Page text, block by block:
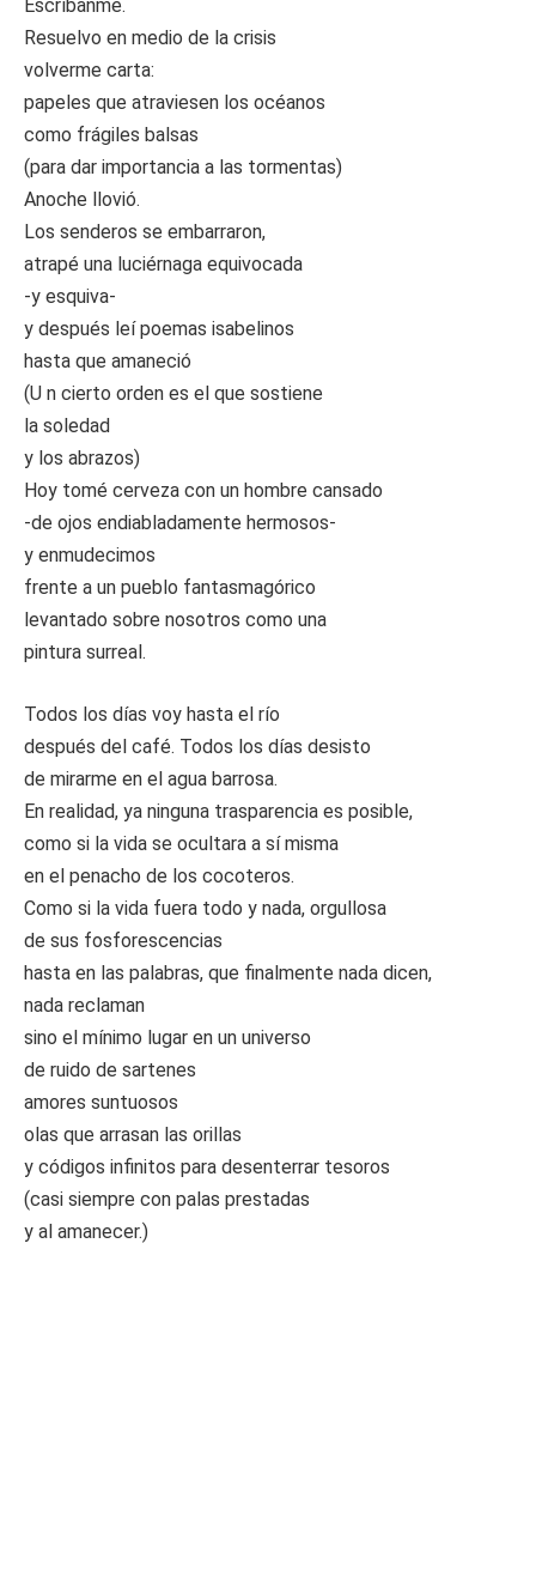
Escríbanme.
Resuelvo en medio de la crisis
volverme carta:
papeles que atraviesen los océanos
como frágiles balsas
(para dar importancia a las tormentas)
Anoche llovió.
Los senderos se embarraron,
atrapé una luciérnaga equivocada
-y esquiva-
y después leí poemas isabelinos
hasta que amaneció
(U n cierto orden es el que sostiene
la soledad
y los abrazos)
Hoy tomé cerveza con un hombre cansado
-de ojos endiabladamente hermosos-
y enmudecimos
frente a un pueblo fantasmagórico
levantado sobre nosotros como una
pintura surreal.
Todos los días voy hasta el río
después del café. Todos los días desisto
de mirarme en el agua barrosa.
En realidad, ya ninguna trasparencia es posible,
como si la vida se ocultara a sí misma
en el penacho de los cocoteros.
Como si la vida fuera todo y nada, orgullosa
de sus fosforescencias
hasta en las palabras, que finalmente nada dicen,
nada reclaman
sino el mínimo lugar en un universo
de ruido de sartenes
amores suntuosos
olas que arrasan las orillas
y códigos infinitos para desenterrar tesoros
(casi siempre con palas prestadas
y al amanecer.)